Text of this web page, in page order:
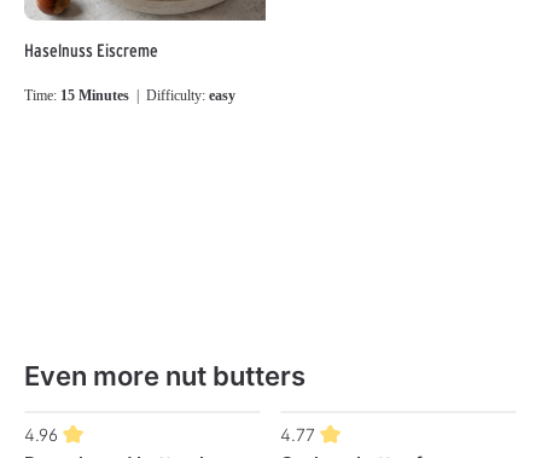
Haselnuss Eiscreme
Time: 15 Minutes | Difficulty: easy
Even more nut butters
Skip product gallery
4.96 4.77